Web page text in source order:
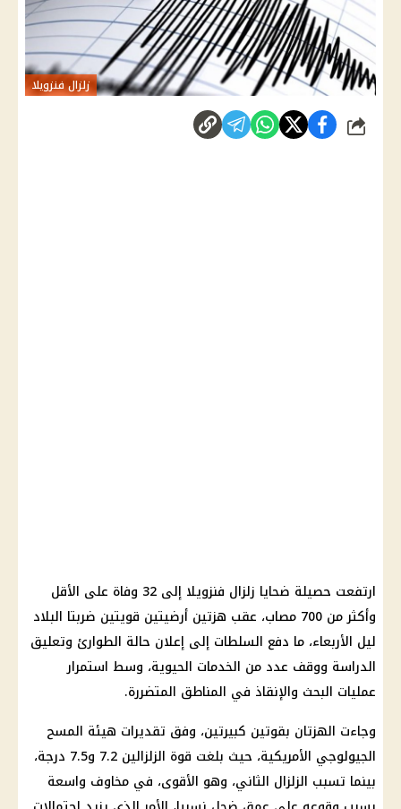
زلزال فنزويلا
شارك
ارتفعت حصيلة ضحايا زلزال فنزويلا إلى 32 وفاة على الأقل
وأكثر من 700 مصاب، عقب هزتين أرضيتين قويتين ضربتا البلاد
ليل الأربعاء، ما دفع السلطات إلى إعلان حالة الطوارئ وتعليق
الدراسة ووقف عدد من الخدمات الحيوية، وسط استمرار
عمليات البحث والإنقاذ في المناطق المتضررة.
وجاءت الهزتان بقوتين كبيرتين، وفق تقديرات هيئة المسح
الجيولوجي الأمريكية، حيث بلغت قوة الزلزالين 7.2 و7.5 درجة،
بينما تسبب الزلزال الثاني، وهو الأقوى، في مخاوف واسعة